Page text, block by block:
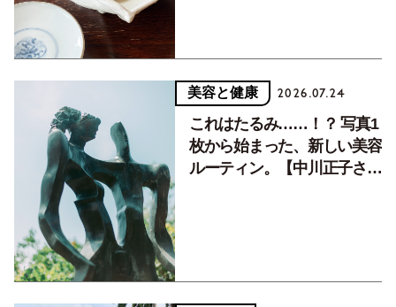
美容と健康 2026.07.24
これはたるみ……！？ 写真1
枚から始まった、新しい美容
ルーティン。【中川正子さん